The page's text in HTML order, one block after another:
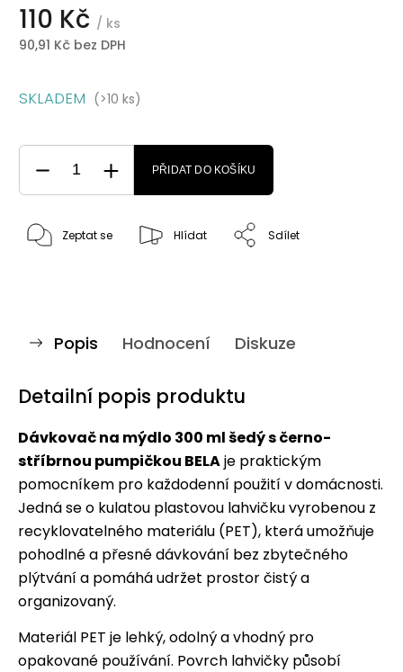
110 Kč / ks
90,91 Kč bez DPH
SKLADEM (>10 ks)
PŘIDAT DO KOŠÍKU
Zeptat se Hlídat Sdílet
Popis Hodnocení Diskuze
Detailní popis produktu
Dávkovač na mýdlo 300 ml šedý s černo-
stříbrnou pumpičkou BELAje praktickým
pomocníkem pro každodenní použití v domácnosti.
Jedná se o kulatou plastovou lahvičku vyrobenou z
recyklovatelného materiálu (PET), která umožňuje
pohodlné a přesné dávkování bez zbytečného
plýtvání a pomáhá udržet prostor čistý a
organizovaný.
Materiál PET je lehký, odolný a vhodný pro
opakované používání. Povrch lahvičky působí